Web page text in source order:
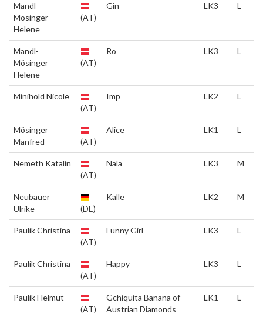
Mandl-
Mösinger
Helene
(AT)
Gin LK3 L
Mandl-
Mösinger
Helene
(AT)
Ro LK3 L
Minihold Nicole
(AT)
Imp LK2 L
Mösinger
Manfred
(AT)
Alice LK1 L
Nemeth Katalin
(AT)
Nala LK3 M
Neubauer
Ulrike
(DE)
Kalle LK2 M
Paulik Christina
(AT)
Funny Girl LK3 L
Paulik Christina
(AT)
Happy LK3 L
Paulik Helmut
(AT)
Gchiquita Banana of
Austrian Diamonds
LK1 L